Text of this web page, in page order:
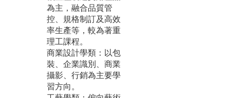
為主，融合品質管
控、規格制訂及高效
率生產等，較為著重
理工課程。
商業設計學類：以包
裝、企業識別、商業
攝影、行銷為主要學
習方向。